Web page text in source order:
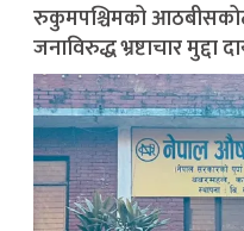
रुकुमपश्चिमको
जनाविरुद्ध भ्रष्टाचार मुद्दा